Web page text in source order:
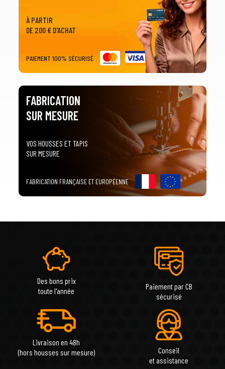
À PARTIR
DE 200 € D'ACHAT
PAIEMENT 100% SÉCURISÉ
FABRICATION
SUR MESURE
VOS HOUSSES ET TAPIS
SUR MESURE
FABRICATION FRANÇAISE ET EUROPÉENNE
Des bons prix
toute l'année
Paiement par CB
sécurisé
Livraison en 48h
(hors housses sur mesure)
Conseil
et assistance